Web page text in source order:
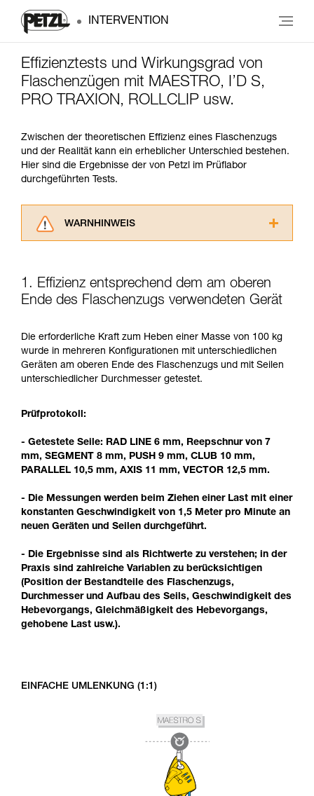
INTERVENTION
Effizienztests und Wirkungsgrad von
Flaschenzügen mit MAESTRO, I’D S,
PRO TRAXION, ROLLCLIP usw.
Zwischen der theoretischen Effizienz eines Flaschenzugs
und der Realität kann ein erheblicher Unterschied bestehen.
Hier sind die Ergebnisse der von Petzl im Prüflabor
durchgeführten Tests.
WARNHINWEIS
aufmerksam durch, bevor Sie diesen zu Rate
ziehen. Um diese Zusatzinformationen
verstehen zu können, müssen Sie zuerst die in
Informationen richtig verstanden haben.
Die Beherrschung dieser Techniken setzt eine
entsprechende Ausbildung und ein spezielles
Training voraus. Prüfen Sie zusammen mit
Sie ihn eigenständig durchführen.
verbundenen Techniken. Möglicherweise gibt es
noch andere Techniken, die hier nicht
beschrieben werden.
1. Effizienz entsprechend dem am oberen
Ende des Flaschenzugs verwendeten Gerät
Die erforderliche Kraft zum Heben einer Masse von 100 kg
wurde in mehreren Konfigurationen mit unterschiedlichen
Geräten am oberen Ende des Flaschenzugs und mit Seilen
unterschiedlicher Durchmesser getestet.
Prüfprotokoll:
- Getestete Seile: RAD LINE 6 mm, Reepschnur von 7
mm, SEGMENT 8 mm, PUSH 9 mm, CLUB 10 mm,
PARALLEL 10,5 mm, AXIS 11 mm, VECTOR 12,5 mm.
- Die Messungen werden beim Ziehen einer Last mit einer
konstanten Geschwindigkeit von 1,5 Meter pro Minute an
neuen Geräten und Seilen durchgeführt.
- Die Ergebnisse sind als Richtwerte zu verstehen; in der
Praxis sind zahlreiche Variablen zu berücksichtigen
(Position der Bestandteile des Flaschenzugs,
Durchmesser und Aufbau des Seils, Geschwindigkeit des
Hebevorgangs, Gleichmäßigkeit des Hebevorgangs,
gehobene Last usw.).
EINFACHE UMLENKUNG (1:1)